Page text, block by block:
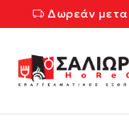
Δωρεάν